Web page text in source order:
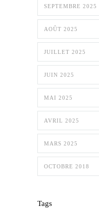
SEPTEMBRE 2025
AOÛT 2025
JUILLET 2025
JUIN 2025
MAI 2025
AVRIL 2025
MARS 2025
OCTOBRE 2018
Tags